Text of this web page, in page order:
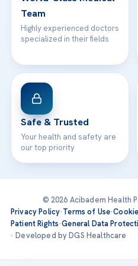
Team
Highly experienced doctors
specialized in their fields
Safe & Trusted
Your health and safety are
our top priority
© 2026 Acibadem Health
Privacy Policy·Terms of Use·
Patient Rights·General Data
· Developed by DGS Healthcare